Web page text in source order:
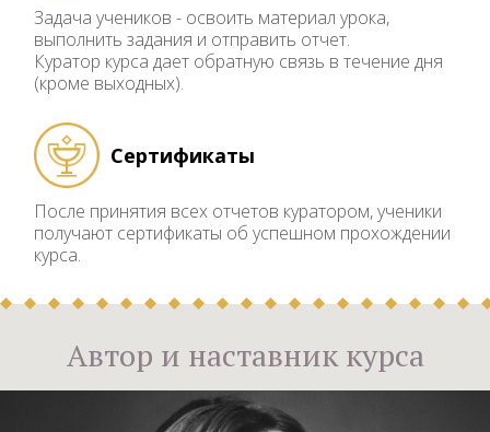
Задача учеников - освоить материал урока,
выполнить задания и отправить отчет.
Куратор курса дает обратную связь в течение дня
(кроме выходных).
Сертификаты
После принятия всех отчетов куратором, ученики
получают сертификаты об успешном прохождении
курса.
Автор и наставник курса